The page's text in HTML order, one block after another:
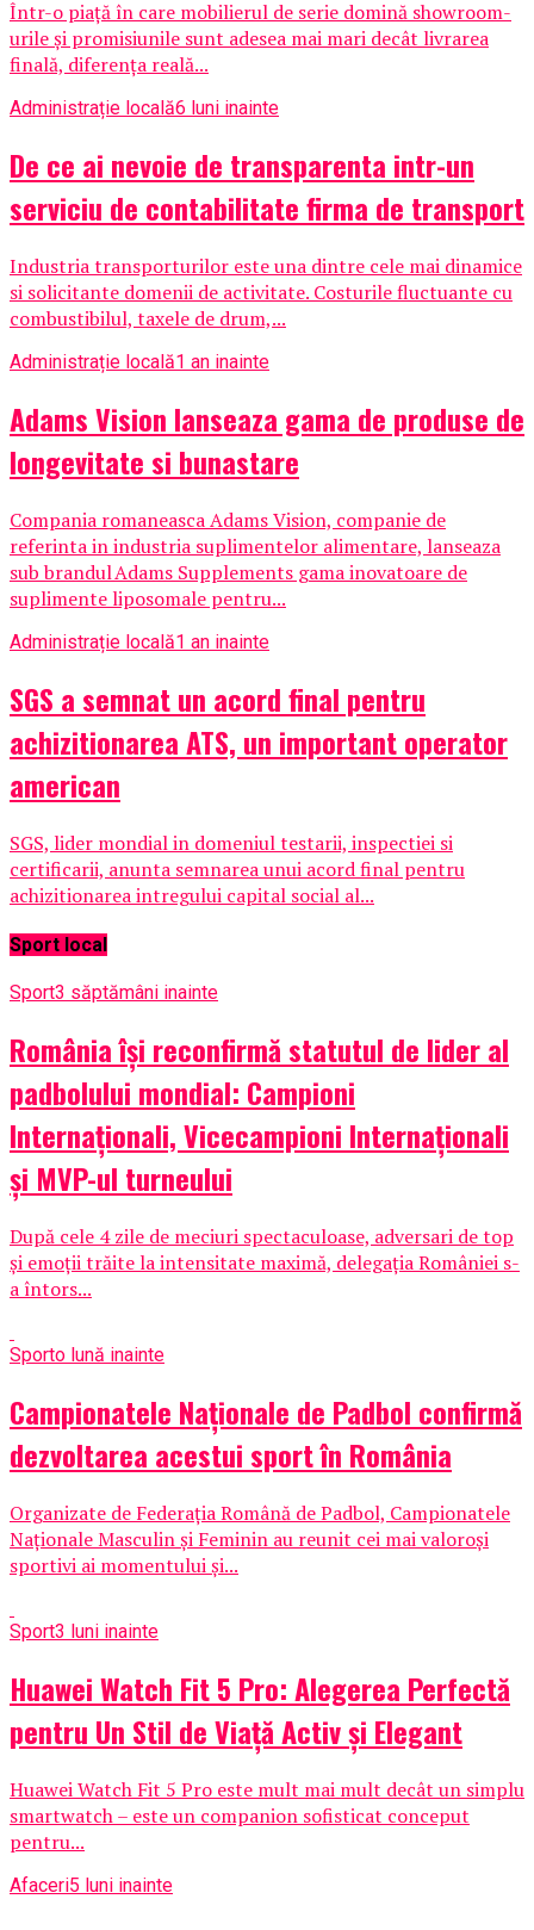
Într-o piață în care mobilierul de serie domină showroom-
urile și promisiunile sunt adesea mai mari decât livrarea
finală, diferența reală...
Administrație locală6 luni inainte
De ce ai nevoie de transparenta intr-un
serviciu de contabilitate firma de transport
Industria transporturilor este una dintre cele mai dinamice
si solicitante domenii de activitate. Costurile fluctuante cu
combustibilul, taxele de drum,...
Administrație locală1 an inainte
Adams Vision lanseaza gama de produse de
longevitate si bunastare
Compania romaneasca Adams Vision, companie de
referinta in industria suplimentelor alimentare, lanseaza
sub brandul Adams Supplements gama inovatoare de
suplimente liposomale pentru...
Administrație locală1 an inainte
SGS a semnat un acord final pentru
achizitionarea ATS, un important operator
american
SGS, lider mondial in domeniul testarii, inspectiei si
certificarii, anunta semnarea unui acord final pentru
achizitionarea intregului capital social al...
Sport local
Sport3 săptămâni inainte
România își reconfirmă statutul de lider al
padbolului mondial: Campioni
Internaționali, Vicecampioni Internaționali
și MVP-ul turneului
După cele 4 zile de meciuri spectaculoase, adversari de top
și emoții trăite la intensitate maximă, delegația României s-
a întors...
Sporto lună inainte
Campionatele Naționale de Padbol confirmă
dezvoltarea acestui sport în România
Organizate de Federația Română de Padbol, Campionatele
Naționale Masculin și Feminin au reunit cei mai valoroși
sportivi ai momentului și...
Sport3 luni inainte
Huawei Watch Fit 5 Pro: Alegerea Perfectă
pentru Un Stil de Viață Activ și Elegant
Huawei Watch Fit 5 Pro este mult mai mult decât un simplu
smartwatch – este un companion sofisticat conceput
pentru...
Afaceri5 luni inainte